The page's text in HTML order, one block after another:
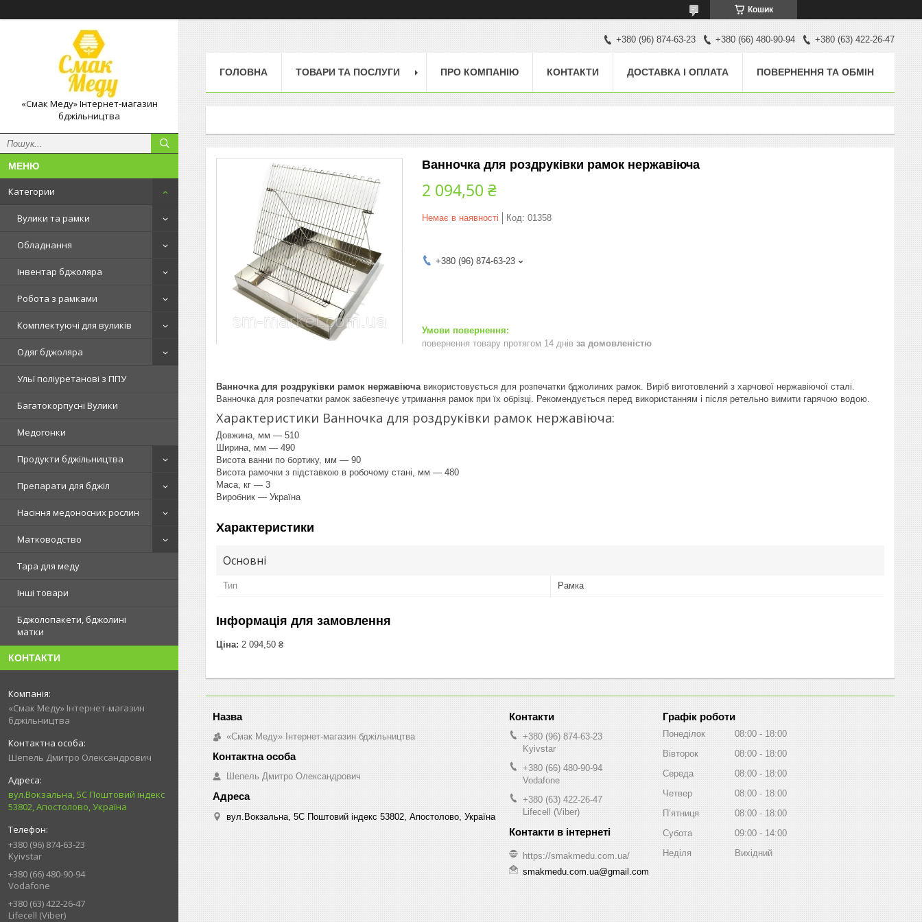
Кошик
«Смак Меду» Інтернет-магазин
бджільництва
Категории
Вулики та рамки
Обладнання
Інвентар бджоляра
Робота з рамками
Комплектуючі для вуликів
Одяг бджоляра
Ульї поліуретанові з ППУ
Багатокорпусні Вулики
Медогонки
Продукти бджільництва
Препарати для бджіл
Насіння медоносних рослин
Матководство
Тара для меду
Інші товари
Бджолопакети, бджолині
матки
КОНТАКТИ
«Смак Меду» Інтернет-магазин
бджільництва
Шепель Дмитро Олександрович
вул.Вокзальна, 5С Поштовий індекс
53802, Апостолово, Україна
+380 (96) 874-63-23
Kyivstar
+380 (66) 480-90-94
Vodafone
+380 (63) 422-26-47
Lifecell (Viber)
+380 (96) 874-63-23 +380 (66) 480-90-94 +380 (63) 422-26-47
ГОЛОВНА ТОВАРИ ТА ПОСЛУГИ ПРО КОМПАНІЮ КОНТАКТИ ДОСТАВКА І ОПЛАТА ПОВЕРНЕННЯ ТА ОБМІН
Ванночка для роздруківки рамок нержавіюча
2 094,50 ₴
Немає в наявності Код: 01358
+380 (96) 874-63-23
повернення товару протягом 14 днів за домовленістю
Ванночка для роздруківки рамок нержавіюча використовується для розпечатки бджолиних рамок. Виріб виготовлений з харчової нержавіючої сталі.
Ванночка для розпечатки рамок забезпечує утримання рамок при їх обрізці. Рекомендується перед використанням і після ретельно вимити гарячою водою.
Характеристики Ванночка для роздруківки рамок нержавіюча:
Довжина, мм — 510
Ширина, мм — 490
Висота ванни по бортику, мм — 90
Висота рамочки з підставкою в робочому стані, мм — 480
Маса, кг — 3
Виробник — Україна
Характеристики
Основні
Тип Рамка
Інформація для замовлення
Ціна: 2 094,50 ₴
«Смак Меду» Інтернет-магазин бджільництва
Шепель Дмитро Олександрович
вул.Вокзальна, 5С Поштовий індекс 53802, Апостолово, Україна
+380 (96) 874-63-23
Kyivstar
+380 (66) 480-90-94
Vodafone
+380 (63) 422-26-47
Lifecell (Viber)
https://smakmedu.com.ua/
smakmedu.com.ua@gmail.com
Графік роботи
Понеділок 08:00
18:00
Вівторок
08:00
18:00
Середа
08:00
18:00
Четвер
08:00
18:00
Пʼятниця
08:00
18:00
Субота
09:00
14:00
Неділя
Вихідний